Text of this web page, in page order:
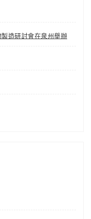
造研討會在泉州舉辦